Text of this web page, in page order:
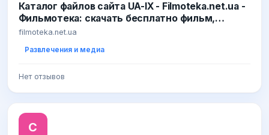
Каталог файлов сайта UA-IX - Filmoteka.net.ua -
Фильмотека: скачать бесплатно фильм,
сериал, игру, софт
filmoteka.net.ua
Развлечения и медиа
Нет отзывов
С